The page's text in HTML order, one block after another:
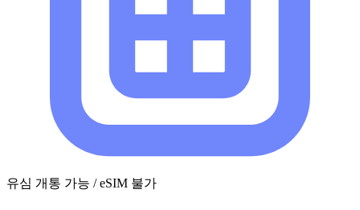
유심 개통 가능 / eSIM 불가